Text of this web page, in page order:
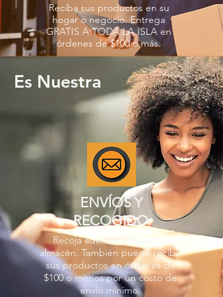
Reciba sus productos en su
hogar o negocio. Entrega
GRATIS A TODA LA ISLA en
órdenes de $100 o más.
Es Nuestra
ENVÍOS Y
RECOGIDO
Recoja además en nuestro
almacén. También puede recibir
sus productos en órdenes de
$100 o menos por un costo de
envío mínimo.